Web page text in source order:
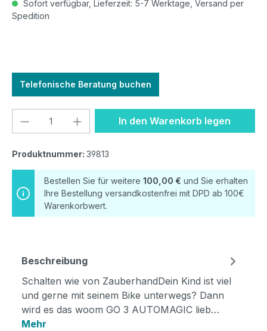
Sofort verfügbar, Lieferzeit: 5-7 Werktage, Versand per
Spedition
Telefonische Beratung buchen
Produkt Anzahl: Gib denIn den Warenkorb legen
Produktnummer: 39813
Bestellen Sie für weitere 100,00 € und Sie erhalten
Ihre Bestellung versandkostenfrei mit DPD ab 100€
Warenkorbwert.
Beschreibung
Schalten wie von ZauberhandDein Kind ist viel
und gerne mit seinem Bike unterwegs? Dann
wird es das woom GO 3 AUTOMAGIC lieb…
Mehr